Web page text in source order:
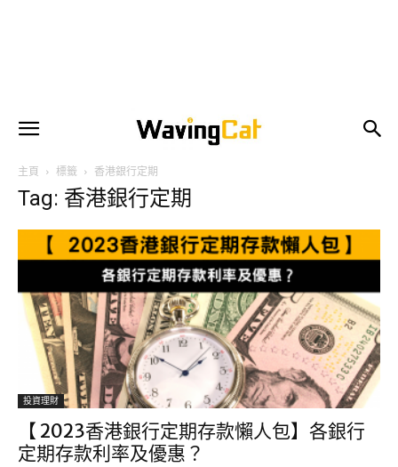
主頁 標籤 香港銀行定期
Tag: 香港銀行定期
投資理財
【 2023香港銀行定期存款懶人包】各銀行
定期存款利率及優惠？